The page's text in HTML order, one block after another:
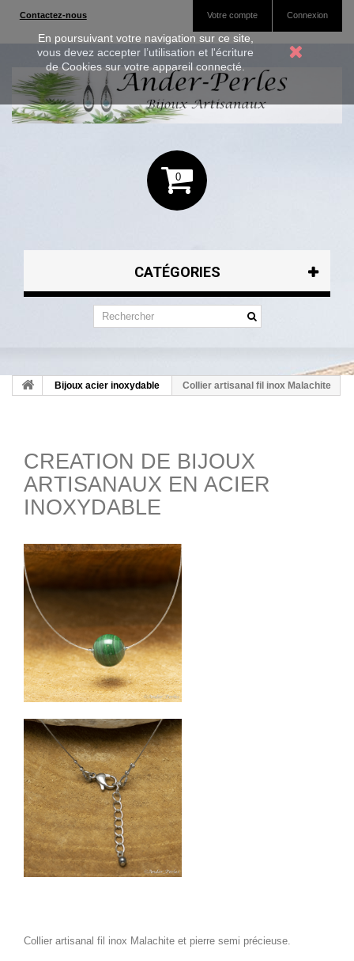
En poursuivant votre navigation sur ce site,
vous devez accepter l’utilisation et l'écriture
de Cookies sur votre appareil connecté.
Connexion
Votre compte
Contactez-nous
0
CATÉGORIES
Bijoux acier inoxydable Collier artisanal fil inox Malachite
CREATION DE BIJOUX
ARTISANAUX EN ACIER
INOXYDABLE
Collier artisanal fil inox Malachite et pierre semi précieuse.